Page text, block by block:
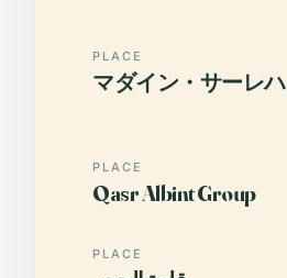
PLACE
マダイン・サーレハ
PLACE
Qasr Albint Group
PLACE